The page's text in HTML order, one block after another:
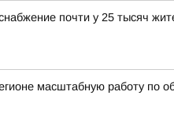
почти у 25 тысяч
масштабную работу по